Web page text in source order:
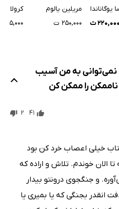
یوگاناندا
۲۲۰,۰۰۰ ت
مریلین یالوم
۲۵۰,۰۰۰ ت
۱۹۵,۰۰۰ ت
نمی‌توانی به من آسیب
را ممکن کن
41
2
کتاب خیلی اعصاب خرد کن بود
من تا صفحه۷۵ که تا الان خوندم. تلاش و اراده که
و جنگجوی درونتو بیدار
انقدر بجنگی که یا بمیری یا